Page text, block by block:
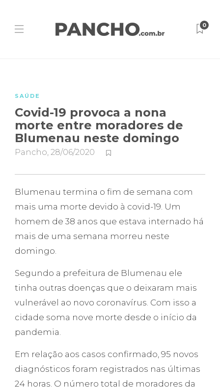
0
SAÚDE
Covid-19 provoca a nona
morte entre moradores de
Blumenau neste domingo
Pancho, 28/06/2020
Blumenau termina o fim de semana com
mais uma morte devido à covid-19. Um
homem de 38 anos que estava internado há
mais de uma semana morreu neste
domingo.
Segundo a prefeitura de Blumenau ele
tinha outras doenças que o deixaram mais
vulnerável ao novo coronavírus. Com isso a
cidade soma nove morte desde o início da
pandemia.
Em relação aos casos confirmado, 95 novos
diagnósticos foram registrados nas últimas
24 horas. O número total de moradores da